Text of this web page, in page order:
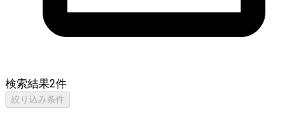
検索結果2件
絞り込み条件